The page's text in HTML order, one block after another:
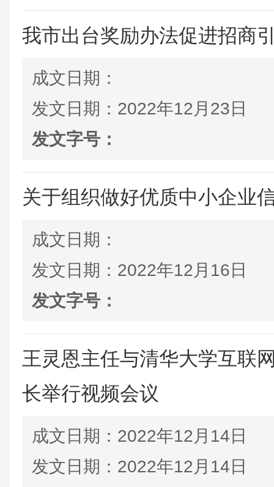
我市出台奖励办法促进招商
成文日期：
发文日期： 2022年12月23日
发文字号：
关于组织做好优质中小企业
成文日期：
发文日期： 2022年12月16日
发文字号：
王灵恩主任与清华大学互联
长举行视频会议
成文日期： 2022年12月14日
发文日期： 2022年12月14日